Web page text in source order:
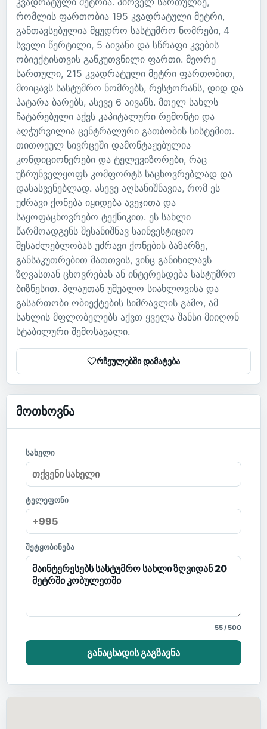
რომლის ფართობია 195 კვადრატული მეტრი,
განთავსებულია მყუდრო სასტუმრო ნომრები, 4
სველი წერტილი, 5 აივანი და სწრაფი კვების
ობიექტისთვის განკუთვნილი ფართი. მეორე
სართული, 215 კვადრატული მეტრი ფართობით,
მოიცავს სასტუმრო ნომრებს, რესტორანს, დიდ და
პატარა ბარებს, ასევე 6 აივანს. მთელ სახლს
ჩატარებული აქვს კაპიტალური რემონტი და
აღჭურვილია ცენტრალური გათბობის სისტემით.
თითოეულ სივრცეში დამონტაჟებულია
კონდიციონერები და ტელევიზორები, რაც
უზრუნველყოფს კომფორტს საცხოვრებლად და
დასასვენებლად. ასევე აღსანიშნავია, რომ ეს
უძრავი ქონება იყიდება ავეჯითა და
საყოფაცხოვრებო ტექნიკით. ეს სახლი
წარმოადგენს შესანიშნავ საინვესტიციო
შესაძლებლობას უძრავი ქონების ბაზარზე,
განსაკუთრებით მათთვის, ვინც განიხილავს
ზღვასთან ცხოვრებას ან ინტერესდება სასტუმრო
ბიზნესით. პლაჟთან უშუალო სიახლოვისა და
გასართობი ობიექტების სიმრავლის გამო, ამ
სახლის მფლობელებს აქვთ ყველა შანსი მიიღონ
სტაბილური შემოსავალი.
რჩეულებში დამატება
მოთხოვნა
სახელი
ტელეფონი
შეტყობინება
55/500
განაცხადის გაგზავნა